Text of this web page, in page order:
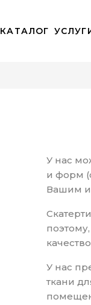
КАТАЛОГ
У нас
и форм
Вашим
У нас
ткани